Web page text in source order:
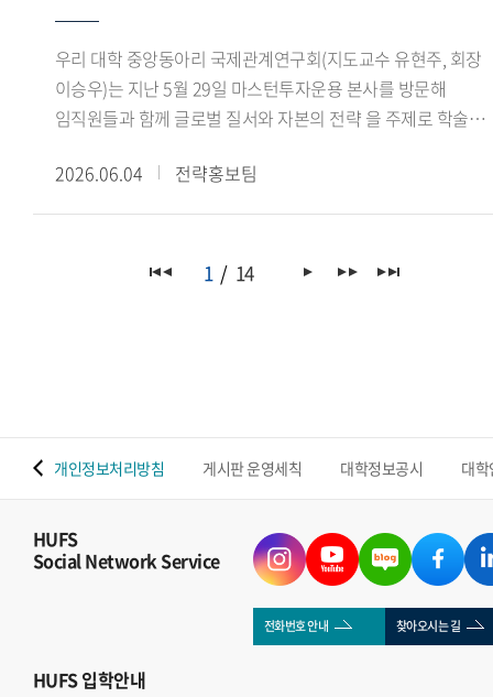
우리 대학 중앙동아리 국제관계연구회(지도교수 유현주, 회장
이승우)는 지난 5월 29일 마스턴투자운용 본사를 방문해
임직원들과 함께 글로벌 질서와 자본의 전략 을 주제로 학술
금융산업에 대한 이해를 넓히고, 글로벌 자본의 흐름과 투자
Positive Impact)가 미래 글로벌 인재 양성을 위해 운영하는
하나의 가치(김민석 선한영향실천센터장)를 주제로 강연을
진행하며 금융산업과 글로벌 투자 환경에 대한 다양한 시각을
공유했다.이어 국제관계연구회 이승우 회장(인도어과 23)은
연구회의 비전과 주요 학술 활동을 소개했으며, 학생들은 강연
이후 질의응답을 통해 국제관계와 금융시장의 연관성, 글로벌
자본의 역할 등에 대해 의견을 나누는 시간을 가졌다.
국제관계연구회 이승우 회장(인도어 23)은 자본과 금융의
흐름은 국제관계 연구에서 빼놓을 수 없는 중요한 주제 라며
이번 세미나를 통해 학회원들이 대체투자 산업에 대한 이해를
2026.06.04 전략홍보팀
1 14
개인정보처리방침 게시판 운영세칙 대학정보공시 대
HUFS
Social Network Service
전화번호 안내 찾아오시는 길
HUFS입학안내